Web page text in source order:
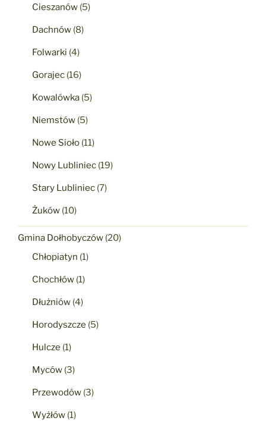
Cieszanów (5)
Dachnów (8)
Folwarki (4)
Gorajec (16)
Kowalówka (5)
Niemstów (5)
Nowe Sioło (11)
Nowy Lubliniec (19)
Stary Lubliniec (7)
Żuków (10)
Gmina Dołhobyczów (20)
Chłopiatyn (1)
Chochłów (1)
Dłużniów (4)
Horodyszcze (5)
Hulcze (1)
Myców (3)
Przewodów (3)
Wyżłów (1)